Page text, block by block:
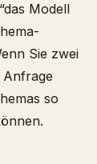
Modell
Sie zwei
Anfrage
so